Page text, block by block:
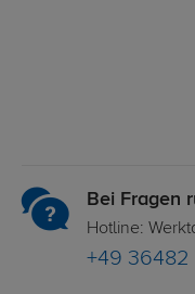
Bei Fragen
Hotline:
+49 36482